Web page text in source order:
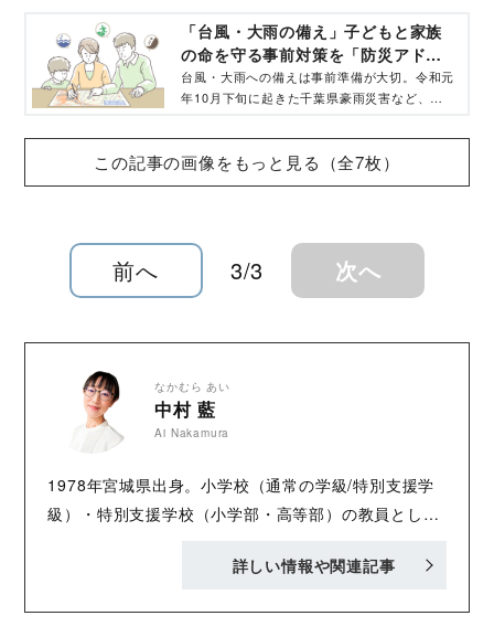
一般社団法人日本鞄協会ランドセル工業会に聞
いた。
「台風・大雨の備え」子どもと家族
の命を守る事前対策を「防災アドバ
イザー」が解説
台風・大雨への備えは事前準備が大切。令和元
年10月下旬に起きた千葉県豪雨災害など、暑
風・大雨」に注意する必要が。備え・防災アド
バイザーの高荷智也さんが、今すぐできる防災
活動についてアドバイス。ハザードマップを活
この記事の画像をもっと見る（全7枚）
前へ 3/3 次へ
なかむら あい
中村 藍
Ai Nakamura
1978年宮城県出身。小学校（通常の学級/特別支援学
級）・特別支援学校（小学部・高等部）の教員として
のWebメディアや雑誌への寄稿・監修、書籍執筆を行
詳しい情報や関連記事